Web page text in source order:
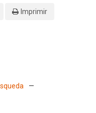
Imprimir
—